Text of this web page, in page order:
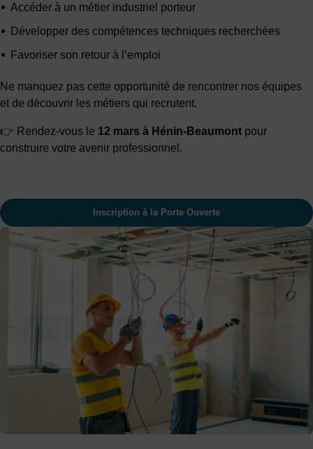
Accéder à un métier industriel porteur
Développer des compétences techniques recherchées
Favoriser son retour à l’emploi
Ne manquez pas cette opportunité de rencontrer nos équipes
et de découvrir les métiers qui recrutent.
👉 Rendez-vous le 12 mars à Hénin-Beaumont pour
construire votre avenir professionnel.
Inscription à la Porte Ouverte